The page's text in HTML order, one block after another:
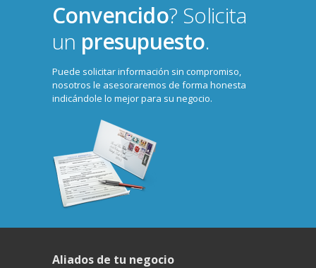
Convencido? Solicita
un presupuesto.
Puede solicitar información sin compromiso,
nosotros le asesoraremos de forma honesta
indicándole lo mejor para su negocio.
Aliados de tu negocio